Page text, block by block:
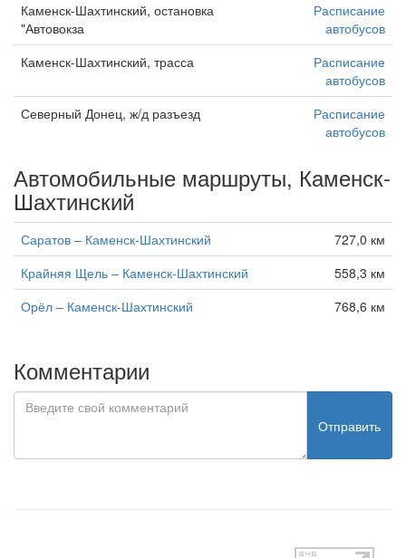
Каменск-Шахтинский, остановка
"Автовокза
Расписание
автобусов
Каменск-Шахтинский, трасса
Расписание
автобусов
Северный Донец, ж/д разъезд
Расписание
автобусов
Автомобильные маршруты, Каменск-
Шахтинский
Саратов – Каменск-Шахтинский
727,0 км
Крайняя Щель – Каменск-Шахтинский
558,3 км
Орёл – Каменск-Шахтинский
768,6 км
Комментарии
Отправить